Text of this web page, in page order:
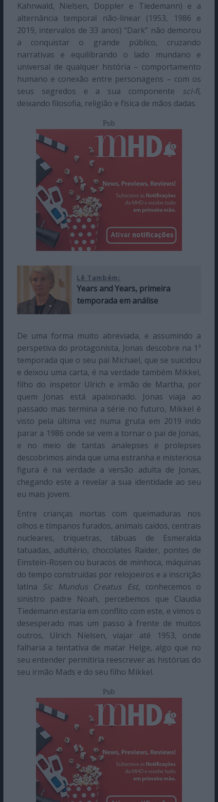
Kahnwald, Nielsen, Doppler e Tiedemann) e a
alternância temporal não-linear (1953, 1986 e
2019, intervalos de 33 anos) “Dark” não demorou
a conquistar o grande público, cruzando
narrativas e equilibrando o lado mundano e
universal de qualquer história – comportamento
humano e conexão entre personagens – com os
seus segredos e a sua componente sci-fi,
deixando filosofia, religião e física de mãos dadas.
Pub
Lê Também:
Years and Years, primeira
temporada em análise
De uma forma muito abreviada, e assumindo a
perspetiva do protagonista, Jonas descobre na 1ª
temporada que o seu pai Michael, que se suicidou
e deixou uma carta, é na verdade também Mikkel,
filho do inspetor Ulrich e irmão de Martha, por
quem Jonas está apaixonado. Jonas viaja ao
passado mas termina a série no futuro, Mikkel é
visto pela última vez numa gruta em 2019 indo
parar a 1986 onde se vem a tornar o pai de Jonas,
e no meio de tantas analepses e prolepses
descobrimos ainda que uma estranha e misteriosa
figura é na verdade a versão adulta de Jonas,
chegando este a revelar a sua identidade ao seu
eu mais jovem.
Entre crianças mortas com queimaduras nos
olhos e tímpanos furados, animais caídos, centrais
nucleares, triquetras, tábuas de Esmeralda
tatuadas, adultério, chocolates Raider, pontes de
Einstein-Rosen ou buracos de minhoca, máquinas
do tempo construídas por relojoeiros e a inscrição
latina Sic Mundus Creatus Est, conhecemos o
sinistro padre Noah, percebemos que Claudia
Tiedemann estaria em conflito com este, e vimos o
desesperado mas um passo à frente de muitos
outros, Ulrich Nielsen, viajar até 1953, onde
falharia a tentativa de matar Helge, algo que no
seu entender permitiria reescrever as histórias do
seu irmão Mads e do seu filho Mikkel.
Pub